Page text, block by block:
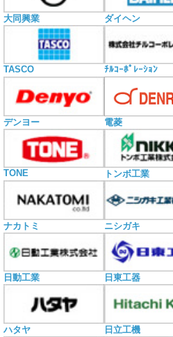
大同興業 ダイヘン
TASCO ﾁﾙｺｰﾎﾟﾚｰｼｮﾝ
デンヨー 電菱
TONE トンボ工業
ナカトミ ニシガキ
日動工業 日東工器
ハタヤ 日立工機